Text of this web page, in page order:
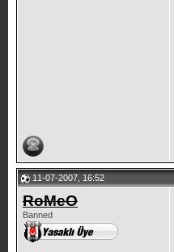
11-07-2007, 16:52
RoMeO
Banned